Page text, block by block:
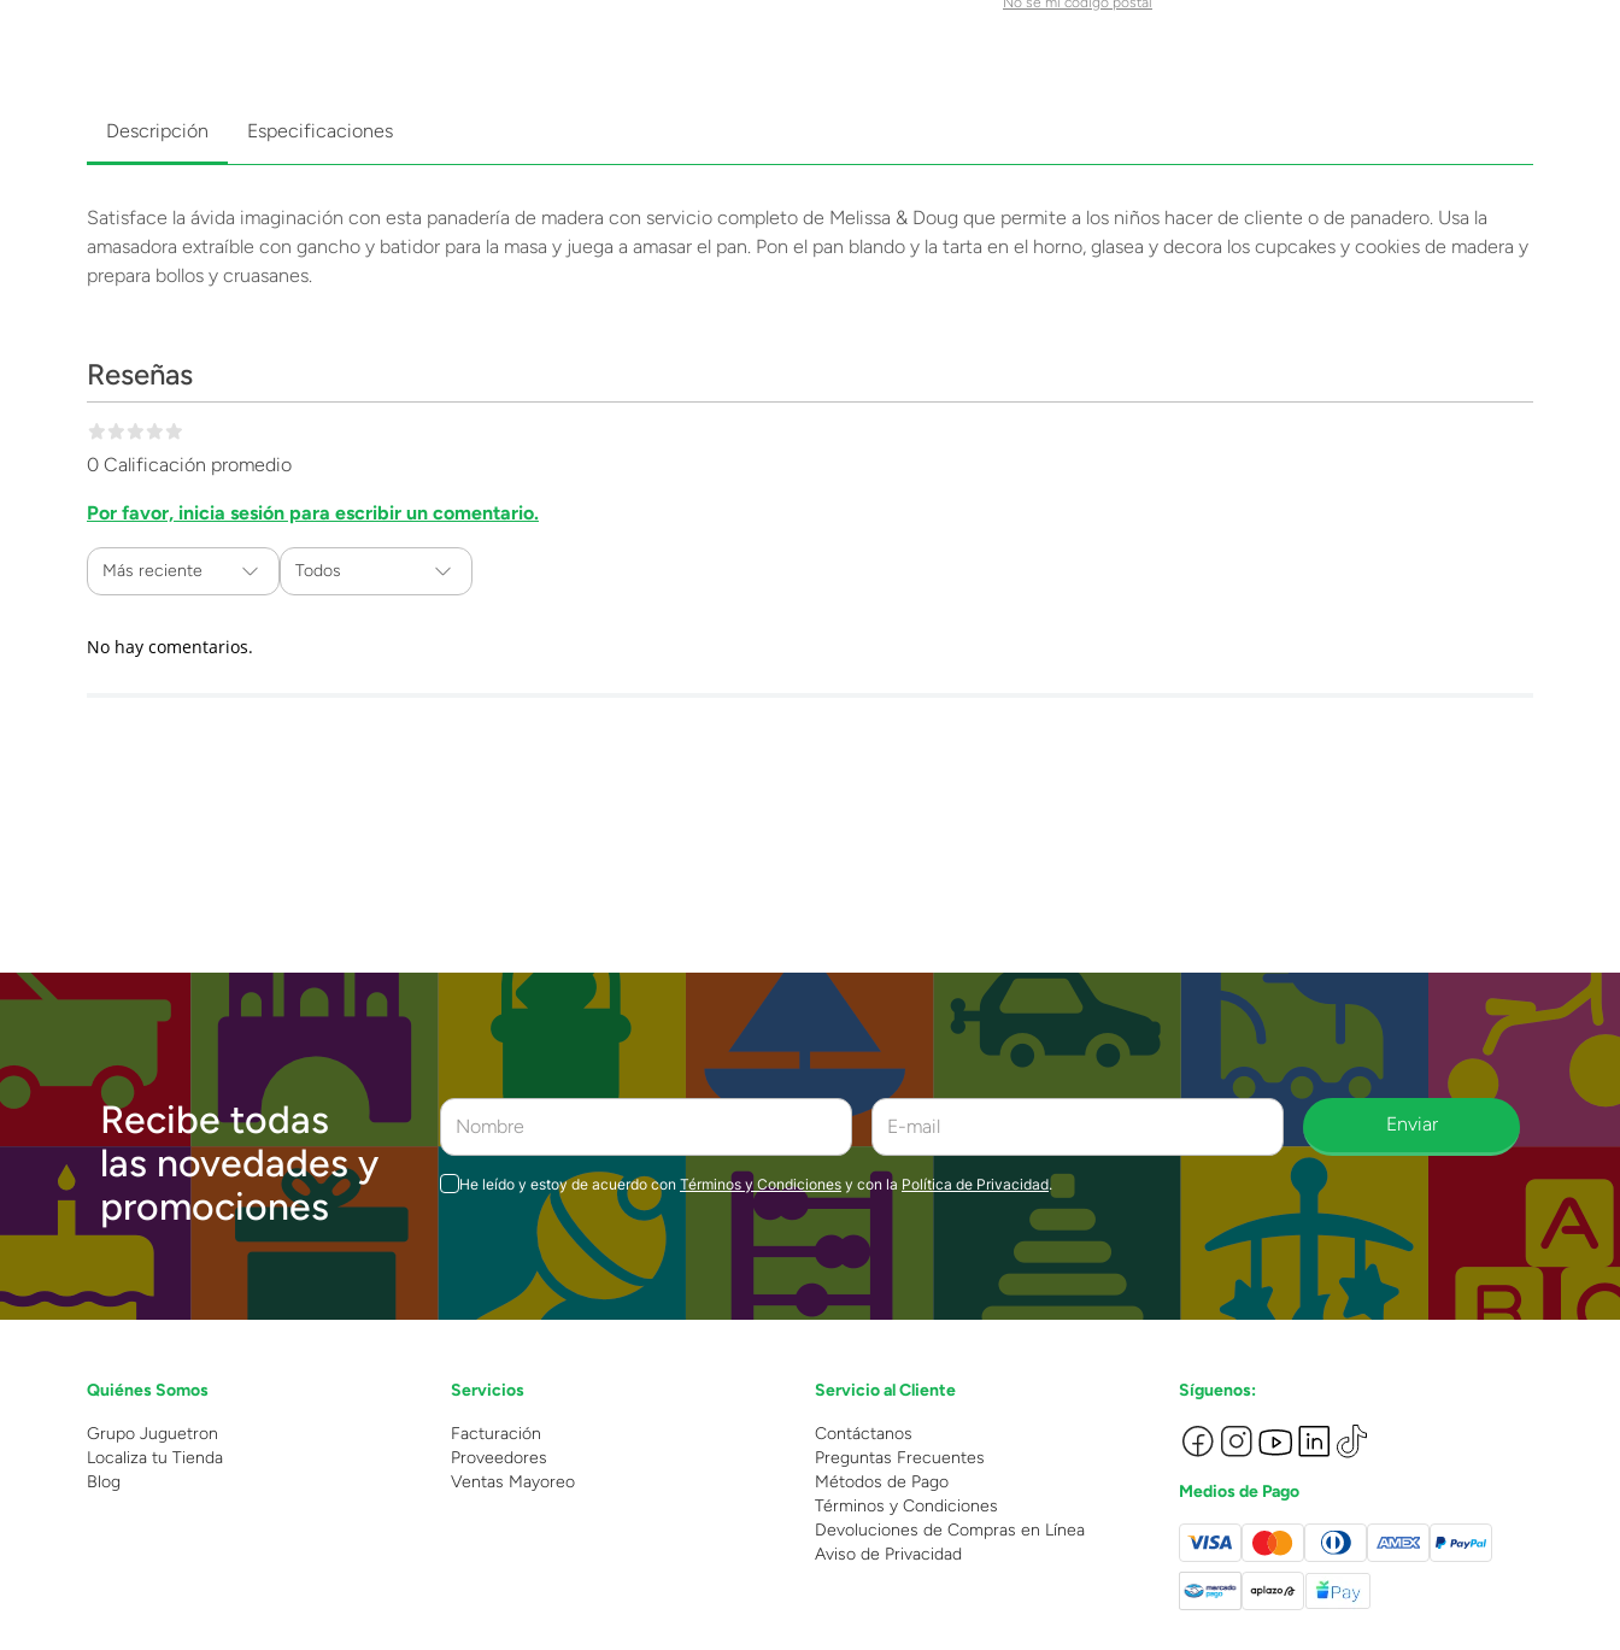
Descripción Especificaciones
Satisface la ávida imaginación con esta panadería de madera con servicio completo de Melissa & Doug que permite a los niños hacer de cliente o de panadero. Usa la
amasadora extraíble con gancho y batidor para la masa y juega a amasar el pan. Pon el pan blando y la tarta en el horno, glasea y decora los cupcakes y cookies de madera y
prepara bollos y cruasanes.
Reseñas
0 Calificación promedio
Por favor, inicia sesión para escribir un comentario.
Más reciente Todos
No hay comentarios.
Recibe todas
las novedades y
promociones
Enviar
He leído y estoy de acuerdo con Términos y Condiciones y con la Política de Privacidad.
Quiénes Somos
Grupo Juguetron
Localiza tu Tienda
Blog
Servicios
Facturación
Proveedores
Ventas Mayoreo
Servicio al Cliente
Contáctanos
Preguntas Frecuentes
Métodos de Pago
Términos y Condiciones
Devoluciones de Compras en Línea
Aviso de Privacidad
Síguenos:
Medios de Pago